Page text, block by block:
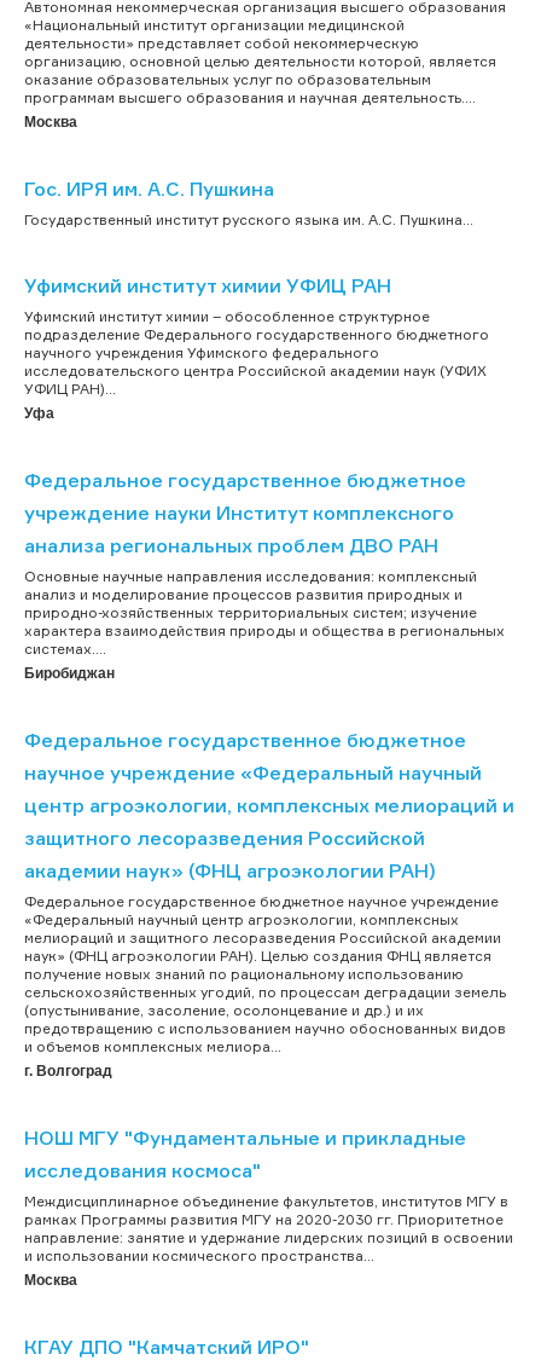
Автономная некоммерческая организация высшего образования
«Национальный институт организации медицинской
деятельности» представляет собой некоммерческую
организацию, основной целью деятельности которой, является
оказание образовательных услуг по образовательным
программам высшего образования и научная деятельность....
Москва
Гос. ИРЯ им. А.С. Пушкина
Государственный институт русского языка им. А.С. Пушкина...
Уфимский институт химии УФИЦ РАН
Уфимский институт химии – обособленное структурное
подразделение Федерального государственного бюджетного
научного учреждения Уфимского федерального
исследовательского центра Российской академии наук (УФИХ
УФИЦ РАН)...
Уфа
Федеральное государственное бюджетное
учреждение науки Институт комплексного
анализа региональных проблем ДВО РАН
Основные научные направления исследования: комплексный
анализ и моделирование процессов развития природных и
природно-хозяйственных территориальных систем; изучение
характера взаимодействия природы и общества в региональных
системах....
Биробиджан
Федеральное государственное бюджетное
научное учреждение «Федеральный научный
центр агроэкологии, комплексных мелиораций и
защитного лесоразведения Российской
академии наук» (ФНЦ агроэкологии РАН)
Федеральное государственное бюджетное научное учреждение
«Федеральный научный центр агроэкологии, комплексных
мелиораций и защитного лесоразведения Российской академии
наук» (ФНЦ агроэкологии РАН). Целью создания ФНЦ является
получение новых знаний по рациональному использованию
сельскохозяйственных угодий, по процессам деградации земель
(опустынивание, засоление, осолонцевание и др.) и их
предотвращению с использованием научно обоснованных видов
и объемов комплексных мелиора...
г. Волгоград
НОШ МГУ "Фундаментальные и прикладные
исследования космоса"
Междисциплинарное объединение факультетов, институтов МГУ в
рамках Программы развития МГУ на 2020-2030 гг. Приоритетное
направление: занятие и удержание лидерских позиций в освоении
и использовании космического пространства...
Москва
КГАУ ДПО "Камчатский ИРО"